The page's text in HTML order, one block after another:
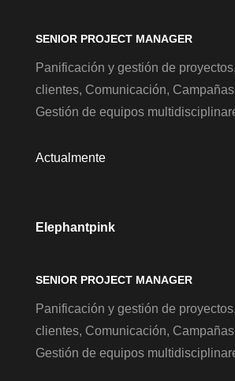
SENIOR PROJECT MANAGER
Panificación y gestión de
clientes, Comunicación,
Gestión de equipos
Actualmente
Elephantpink
SENIOR PROJECT MANAGER
Panificación y gestión de
clientes, Comunicación,
Gestión de equipos